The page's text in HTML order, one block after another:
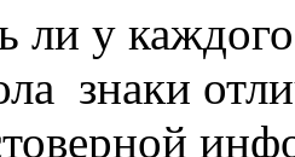
ли у
знаки